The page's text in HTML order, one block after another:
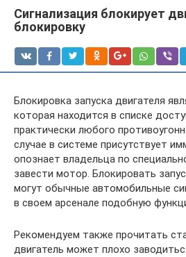
Сигнализация блокирует
блокировку
Блокировка запуска двигателя
которая находится в списке
практически любого
случае в системе присутствует
опознает владельца по
завести мотор. Блокировать
могут обычные автомобильные
в своем арсенале подобную
Рекомендуем также прочитать
двигатель может плохо